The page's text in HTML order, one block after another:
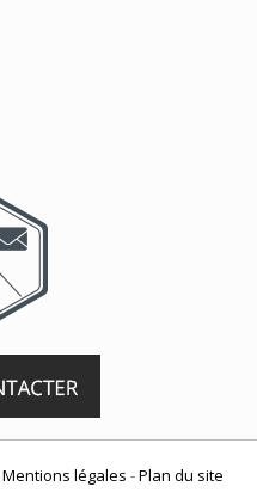
Mentions légales -Plan du site